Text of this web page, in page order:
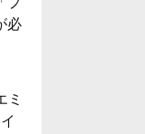
必
ミ